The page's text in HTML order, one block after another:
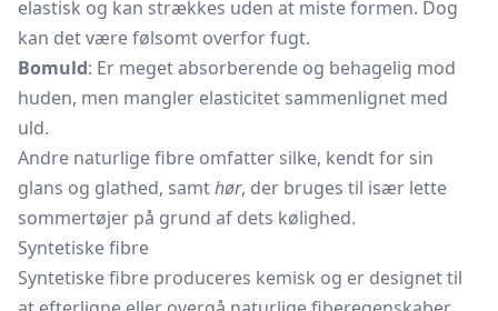
elastisk og kan strækkes uden at miste formen. Dog
kan det være følsomt overfor fugt.
Bomuld: Er meget absorberende og behagelig mod
huden, men mangler elasticitet sammenlignet med
uld.
Andre naturlige fibre omfatter silke, kendt for sin
glans og glathed, samthør, der bruges til især lette
sommertøjer på grund af dets kølighed.
Syntetiske fibre
Syntetiske fibre produceres kemisk og er designet til